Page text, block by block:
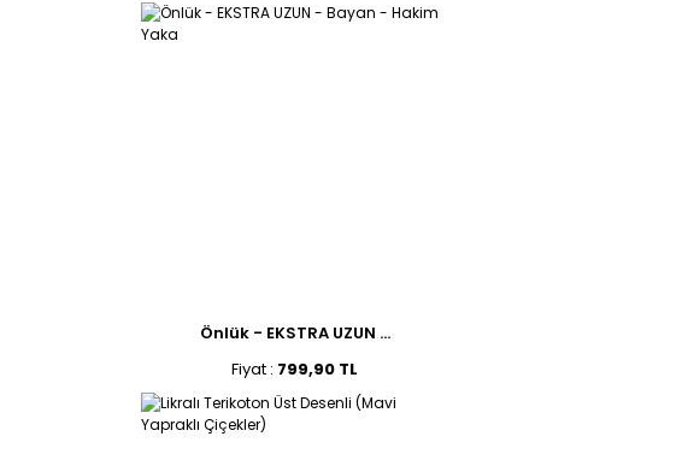
Önlük - EKSTRA UZUN ...
Fiyat : 799,90 TL